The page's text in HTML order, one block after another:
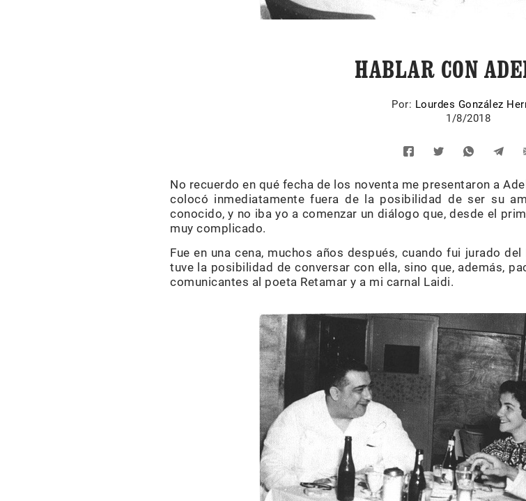
HABLAR CON
Por: Lourdes González
1/8/2018
No recuerdo en qué fecha de los noventa me presentaron a
colocó inmediatamente fuera de la posibilidad de ser su
conocido, y no iba yo a comenzar un diálogo que, desde el
muy complicado.
Fue en una cena, muchos años después, cuando fui jurado
tuve la posibilidad de conversar con ella, sino que, además,
comunicantes al poeta Retamar y a mi carnal Laidi.